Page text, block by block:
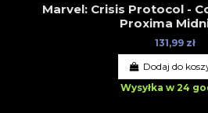
Marvel: Crisis Protocol -
Proxima
131,99 zł
Dodaj do
Wysyłka w 24